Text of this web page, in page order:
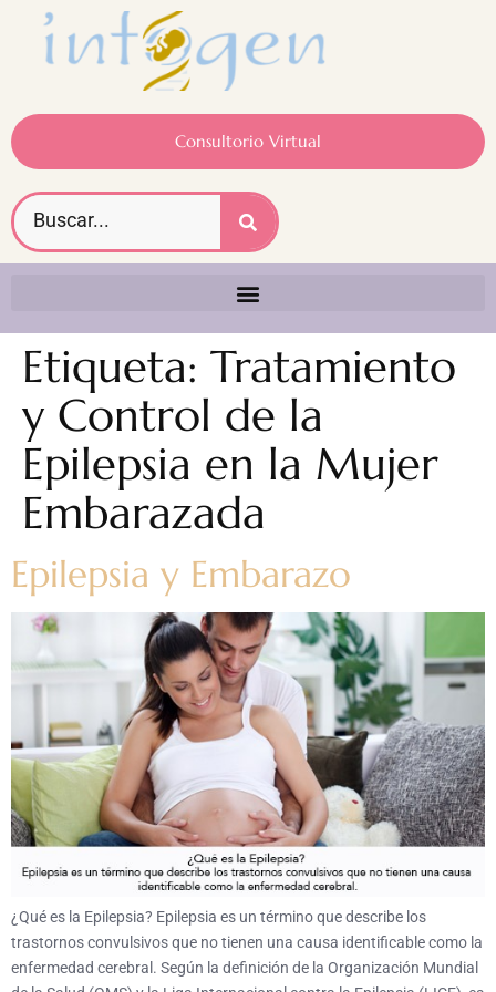
Consultorio Virtual
Etiqueta: Tratamiento
y Control de la
Epilepsia en la Mujer
Embarazada
Epilepsia y Embarazo
¿Qué es la Epilepsia? Epilepsia es un término que describe los
trastornos convulsivos que no tienen una causa identificable como la
enfermedad cerebral. Según la definición de la Organización Mundial